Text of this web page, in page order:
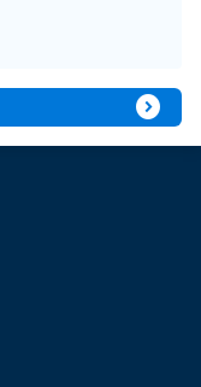
expand_circle_right